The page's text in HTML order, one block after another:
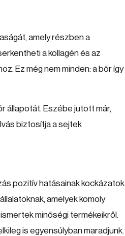
amely részben a
a kollagén és az
Ez még nem minden: a bőr így
állapotát. Eszébe jutott már,
biztosítja a sejtek
pozitív hatásainak kockázatok
amelyek komoly
minőségi termékeikről.
is egyensúlyban maradjunk.